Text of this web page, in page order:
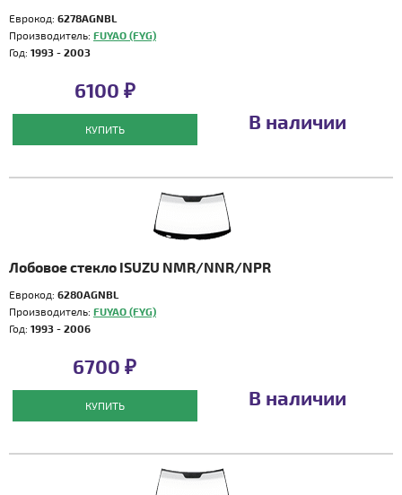
Еврокод: 6278AGNBL
Производитель: FUYAO (FYG)
Год: 1993 - 2003
6100 ₽
КУПИТЬ В наличии
Лобовое стекло ISUZU NMR/NNR/NPR
Еврокод: 6280AGNBL
Производитель: FUYAO (FYG)
Год: 1993 - 2006
6700 ₽
КУПИТЬ В наличии